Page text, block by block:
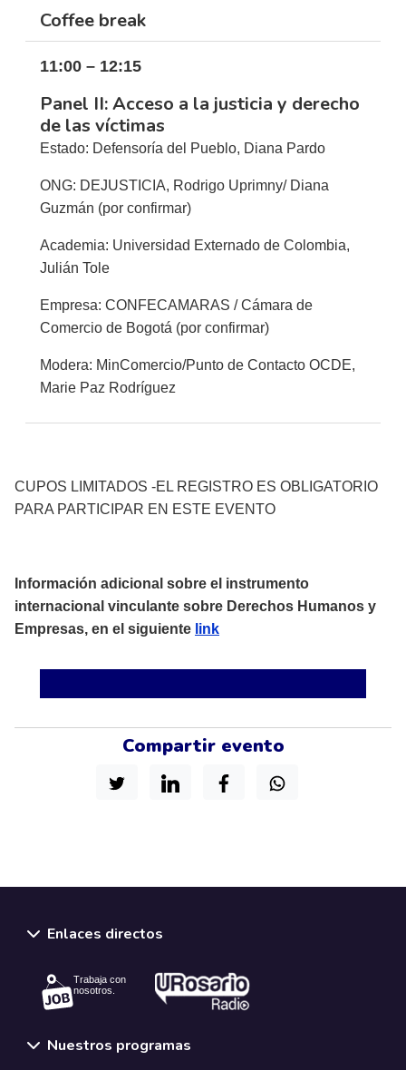
Compartir evento
Coffee break
11:00 – 12:15
Panel II: Acceso a la justicia y derecho
de las víctimas
Estado: Defensoría del Pueblo, Diana Pardo
ONG: DEJUSTICIA, Rodrigo Uprimny/ Diana
Guzmán (por confirmar)
Academia: Universidad Externado de Colombia,
Julián Tole
Empresa: CONFECAMARAS / Cámara de
Comercio de Bogotá (por confirmar)
Modera: MinComercio/Punto de Contacto OCDE,
Marie Paz Rodríguez
CUPOS LIMITADOS -EL REGISTRO ES OBLIGATORIO
PARA PARTICIPAR EN ESTE EVENTO
Información adicional sobre el instrumento
internacional vinculante sobre Derechos Humanos y
Empresas, en el siguiente link
Enlaces directos
Trabaja con
nosotros.
Nuestros programas